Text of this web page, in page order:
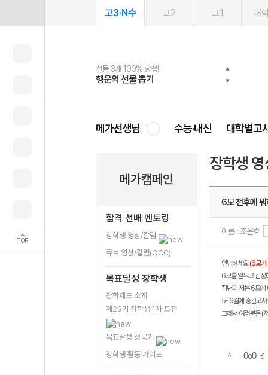
TOP
고3·N수 고2 고1 대
선물 3개 100% 당첨!
행운의 선물 뽑기
선물 100% 증정!
메가스터디 X 올리브
여름방학 스터디 캐시백
메가런 썸머스쿨
2027 러셀 단과
강사 공개선발
스마트러닝앱
설문 EVENT
메가패스
3일 무료 체험권
메가패스 수강생 무료혜택!
메가클럽 멤버십
사회공헌 캠페인
희망이룸 메가나눔
메가선생님 수능·내신 대학별고
메가캠페인
합격 선배 멘토링
장학생 영상/칼럼
큐브 영상/칼럼(QCC)
목표달성 장학생
장학제도 소개
제23기 장학생 1차 도전
목표달성 성공기
장학생 활동 가이드
장학생
6모 전후에
이름 : 조은효
안녕하세요(6모가
6모를 앞두고 긴장
작년의 저는 6모에
5~6월에 중간고사
그래서 여러분은 (
＾ 0o0